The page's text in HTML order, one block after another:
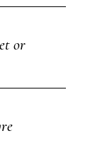
or